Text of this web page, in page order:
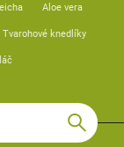
Aloe vera
Tvarohové knedlíky